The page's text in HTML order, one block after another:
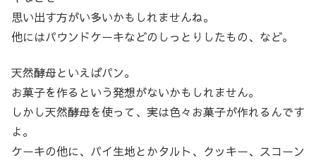
思い出す方がい多いかもしれませんね。
他にはパウンドケーキなどのしっとりしたもの、など。
天然酵母といえばパン。
お菓子を作るという発想がないかもしれません。
しかし天然酵母を使って、実は色々お菓子が作れるんです
よ。
ケーキの他に、パイ生地とかタルト、クッキー、スコーン